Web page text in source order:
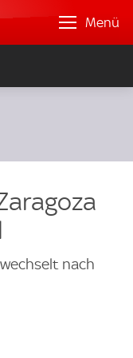
Menü
nach